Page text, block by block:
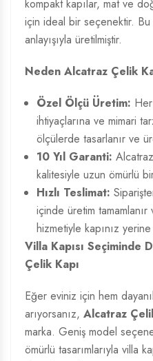
kompakt kapılar, mat ve
için ideal bir seçenektir. Bu
anlayışıyla üretilmiştir.
Neden Alcatraz Çelik
Özel Ölçü Üretim:
ihtiyaçlarına ve mimari
ölçülerde tasarlanır ve
10 Yıl Garanti:
kalitesiyle uzun ömürlü
Hızlı Teslimat:
içinde üretim
hizmetiyle kapınız yerine
Villa Kapısı Seçiminde
Çelik Kapı
Eğer eviniz için hem
arıyorsanız, Alcatraz
marka. Geniş model
ömürlü tasarımlarıyla villa